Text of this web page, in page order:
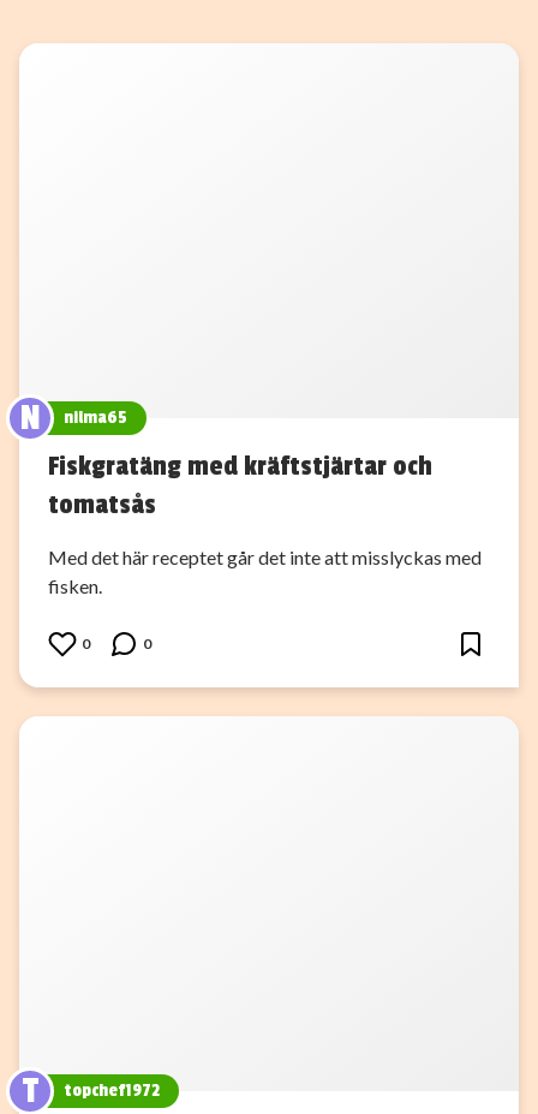
N nilma65
Fiskgratäng med kräftstjärtar och
tomatsås
Med det här receptet går det inte att misslyckas med
fisken.
0 0
T topchef1972